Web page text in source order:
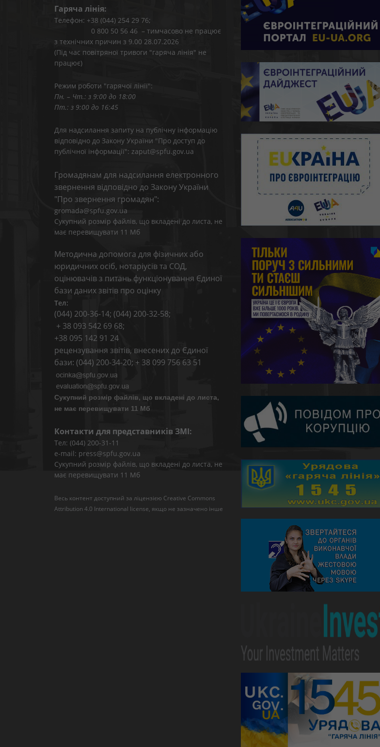
Гаряча лінія:
Телефон: +38 (044) 254 29 76;
0 800 50 56 46 – тимчасово не працює
з технічних причин з 9.00 28.07.2026
(Під час повітряної тривоги "гаряча лінія" не
працює)
Режим роботи "гарячої лінії":
Пн. – Чт.: з 9:00 до 18:00
Пт.: з 9:00 до 16:45
Для надсилання запиту на публічну інформацію
відповідно до Закону України "Про доступ до
публічної інформації": zaput@spfu.gov.ua
Громадянам для надсилання електронного
звернення відповідно до Закону України
"Про звернення громадян":
gromada@spfu.gov.ua
Сукупний розмір файлів, що вкладені до листа, не
має перевищувати 11 Мб
Методична допомога для фізичних або
юридичних осіб, нотаріусів та СОД,
оцінювачів з питань функціонування Єдиної
бази даних звітів про оцінку
Тел:
(044) 200-36-14; (044) 200-32-58;
+ 38 093 542 69 68;
+38 095 142 91 24
рецензування звітів, внесених до Єдиної
бази: (044) 200-34-20; + 38 099 756 63 51
Сукупний розмір файлів, що вкладені до листа,
не має перевищувати 11 Мб
Контакти для представників ЗМІ:
Тел: (044) 200-31-11
e-mail: press@spfu.gov.ua
Сукупний розмір файлів, що вкладені до листа, не
має перевищувати 11 Мб
Весь контент доступний за ліцензією Creative Commons
Attribution 4.0 International license, якщо не зазначено інше